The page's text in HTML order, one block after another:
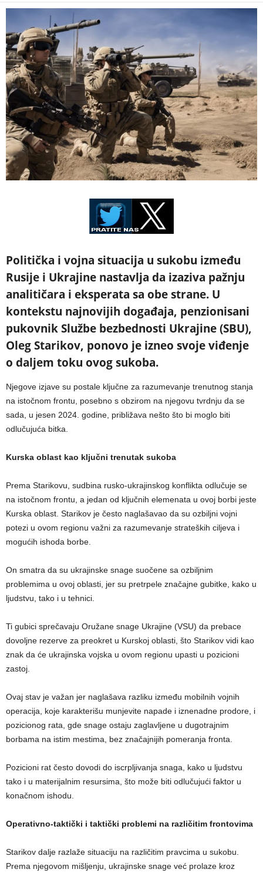
Politička i vojna situacija u sukobu između
Rusije i Ukrajine nastavlja da izaziva pažnju
analitičara i eksperata sa obe strane. U
kontekstu najnovijih događaja, penzionisani
pukovnik Službe bezbednosti Ukrajine (SBU),
Oleg Starikov, ponovo je izneo svoje viđenje
o daljem toku ovog sukoba.
Njegove izjave su postale ključne za razumevanje trenutnog stanja
na istočnom frontu, posebno s obzirom na njegovu tvrdnju da se
sada, u jesen 2024. godine, približava nešto što bi moglo biti
odlučujuća bitka.
Kurska oblast kao ključni trenutak sukoba
Prema Starikovu, sudbina rusko-ukrajinskog konflikta odlučuje se
na istočnom frontu, a jedan od ključnih elemenata u ovoj borbi jeste
Kurska oblast. Starikov je često naglašavao da su ozbiljni vojni
potezi u ovom regionu važni za razumevanje strateških ciljeva i
mogućih ishoda borbe.
On smatra da su ukrajinske snage suočene sa ozbiljnim
problemima u ovoj oblasti, jer su pretrpele značajne gubitke, kako u
ljudstvu, tako i u tehnici.
Ti gubici sprečavaju Oružane snage Ukrajine (VSU) da prebace
dovoljne rezerve za preokret u Kurskoj oblasti, što Starikov vidi kao
znak da će ukrajinska vojska u ovom regionu upasti u pozicioni
zastoj.
Ovaj stav je važan jer naglašava razliku između mobilnih vojnih
operacija, koje karakterišu munjevite napade i iznenadne prodore, i
pozicionog rata, gde snage ostaju zaglavljene u dugotrajnim
borbama na istim mestima, bez značajnijih pomeranja fronta.
Pozicioni rat često dovodi do iscrpljivanja snaga, kako u ljudstvu
tako i u materijalnim resursima, što može biti odlučujući faktor u
konačnom ishodu.
Operativno-taktički i taktički problemi na različitim frontovima
Starikov dalje razlaže situaciju na različitim pravcima u sukobu.
Prema njegovom mišljenju, ukrajinske snage već prolaze kroz